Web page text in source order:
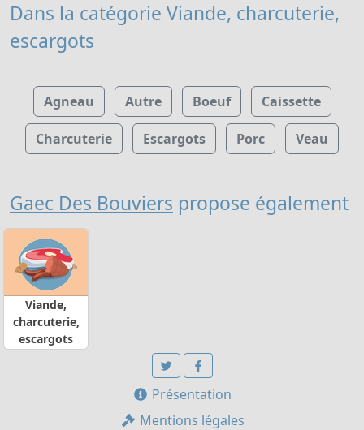
Dans la catégorie Viande, charcuterie,
escargots
Agneau Autre Boeuf Caissette
Charcuterie Escargots Porc Veau
Gaec Des Bouviers propose également
Viande,
charcuterie,
escargots
Présentation
Mentions légales